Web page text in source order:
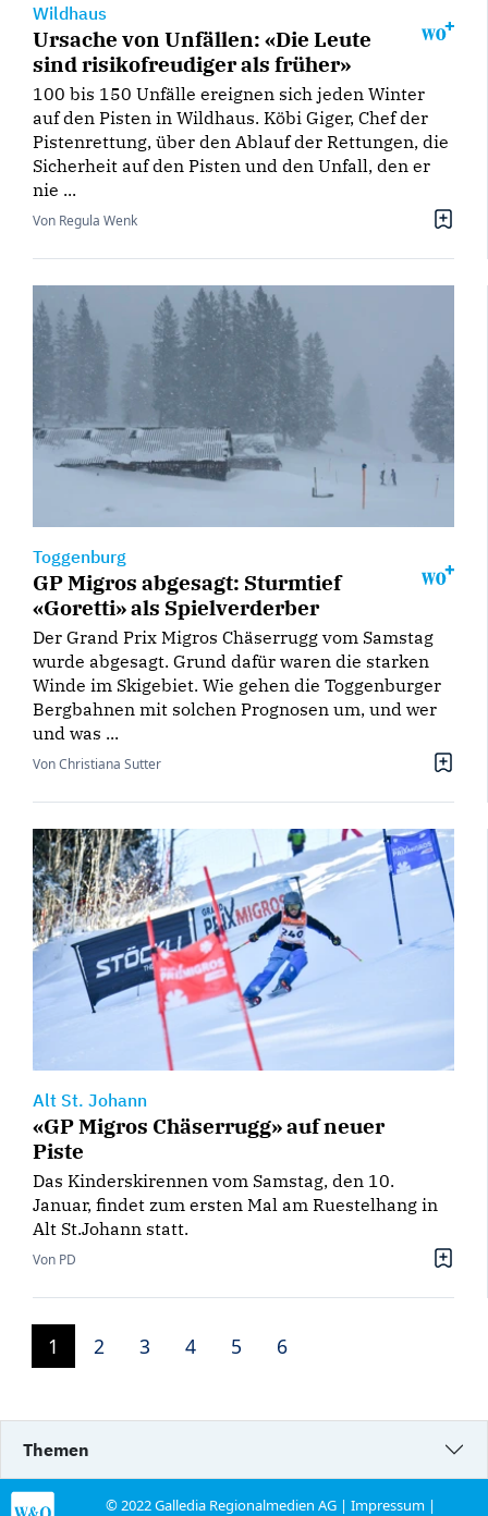
Wildhaus
Ursache von Unfällen: «Die Leute
sind risikofreudiger als früher»
100 bis 150 Unfälle ereignen sich jeden Winter
auf den Pisten in Wildhaus. Köbi Giger, Chef der
Pistenrettung, über den Ablauf der Rettungen, die
Sicherheit auf den Pisten und den Unfall, den er
nie ...
Von Regula Wenk
Toggenburg
GP Migros abgesagt: Sturmtief
«Goretti» als Spielverderber
Der Grand Prix Migros Chäserrugg vom Samstag
wurde abgesagt. Grund dafür waren die starken
Winde im Skigebiet. Wie gehen die Toggenburger
Bergbahnen mit solchen Prognosen um, und wer
und was ...
Von Christiana Sutter
Alt St. Johann
«GP Migros Chäserrugg» auf neuer
Piste
Das Kinderskirennen vom Samstag, den 10.
Januar, findet zum ersten Mal am Ruestelhang in
Alt St.Johann statt.
Von PD
1 2 3 4 5 6
Themen
© 2022 Galledia Regionalmedien AG |Impressum |